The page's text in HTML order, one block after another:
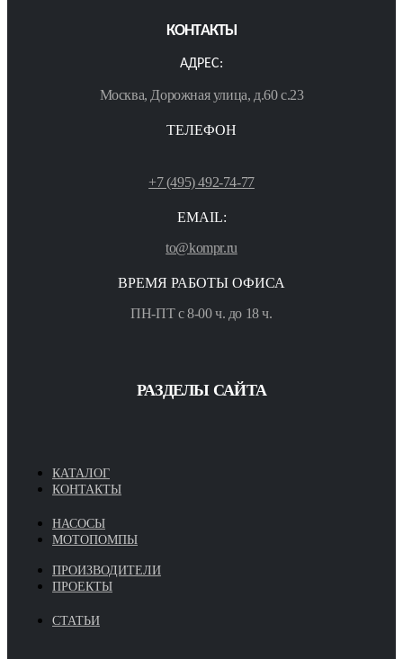
КОНТАКТЫ
АДРЕС:
Москва, Дорожная улица, д.60 с.23
ТЕЛЕФОН
+7 (495) 492-74-77
EMAIL:
to@kompr.ru
ВРЕМЯ РАБОТЫ ОФИСА
ПН-ПТ с 8-00 ч. до 18 ч.
РАЗДЕЛЫ САЙТА
КАТАЛОГ
КОНТАКТЫ
НАСОСЫ
МОТОПОМПЫ
ПРОИЗВОДИТЕЛИ
ПРОЕКТЫ
СТАТЬИ